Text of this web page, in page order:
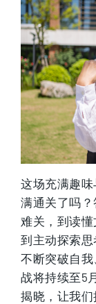
这场充满趣味
满通关了吗
难关，到读懂
到主动探索思
不断突破自
战将持续至5
揭晓，让我们